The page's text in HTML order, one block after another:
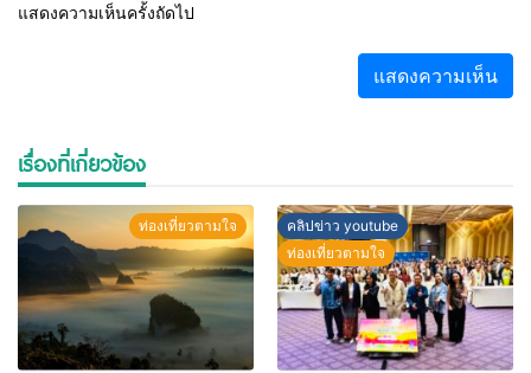
แสดงความเห็นครั้งถัดไป
เรื่องที่เกี่ยวข้อง
ท่องเที่ยวตามใจ
คลิปข่าว youtube
ท่องเที่ยวตามใจ